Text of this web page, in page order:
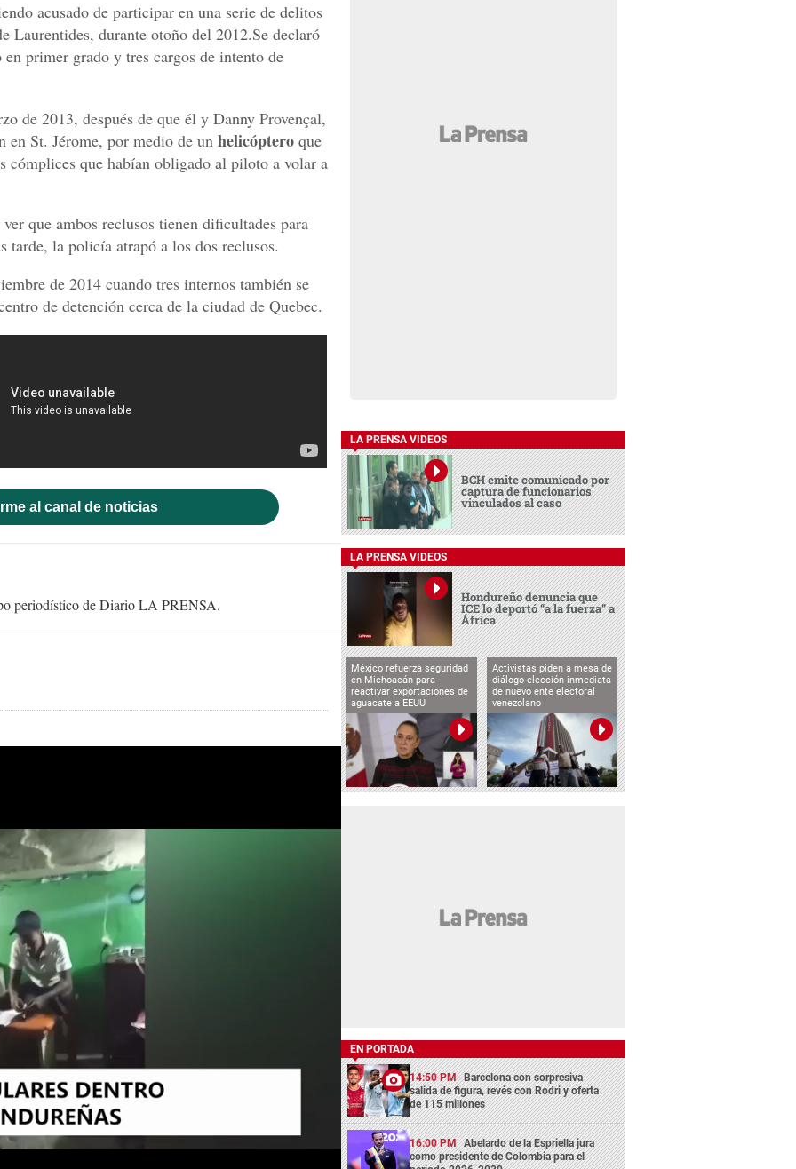
acusado de participar en una serie de delitos
Laurentides, durante otoño del 2012.Se declaró
primer grado y tres cargos de intento de
de 2013, después de que él y Danny Provençal,
en St. Jérome, por medio de un helicóptero que
cómplices que habían obligado al piloto a volar a
que ambos reclusos tienen dificultades para
tarde, la policía atrapó a los dos reclusos.
de 2014 cuando tres internos también se
de detención cerca de la ciudad de Quebec.
al canal de noticias
periodístico de Diario LA PRENSA.
LA PRENSA VIDEOS
BCH emite comunicado por
captura de funcionarios
vinculados al caso
LA PRENSA VIDEOS
Hondureño denuncia que
ICE lo deportó “a la fuerza” a
África
México refuerza seguridad
en Michoacán para
reactivar exportaciones de
aguacate a EEUU
Activistas piden a mesa de
diálogo elección inmediata
de nuevo ente electoral
venezolano
EN PORTADA
14:50 PM Barcelona con sorpresiva
salida de figura, revés con Rodri y oferta
de 115 millones
16:00 PM Abelardo de la Espriella jura
como presidente de Colombia para el